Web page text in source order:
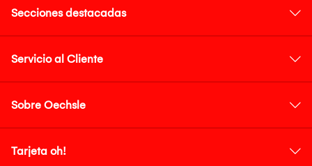
Secciones destacadas
Servicio al Cliente
Sobre Oechsle
Tarjeta oh!